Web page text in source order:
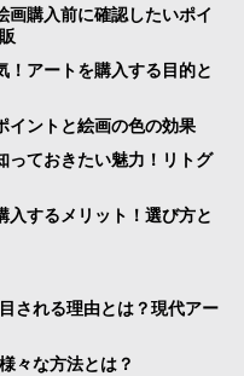
画購入前に確認したいポイ
！アートを購入する目的と
イントと絵画の色の効果
っておきたい魅力！リトグ
入するメリット！選び方と
される理由とは？現代アー
々な方法とは？